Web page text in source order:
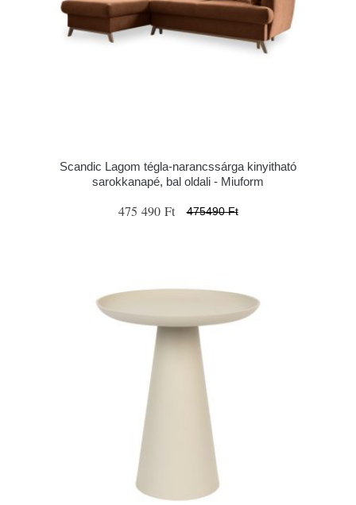
Scandic Lagom tégla-narancssárga kinyitható
sarokkanapé, bal oldali - Miuform
475 490 Ft 475490 Ft